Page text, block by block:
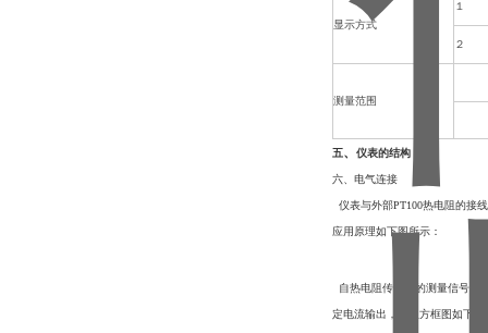
显示方式
１
２
测量范围
五、 仪表的结构
六、电气连接
仪表与外部PT100热电阻的接
应用原理如下图所示：
自热电阻传感器的测量信号通
定电流输出，原理方框图如下图